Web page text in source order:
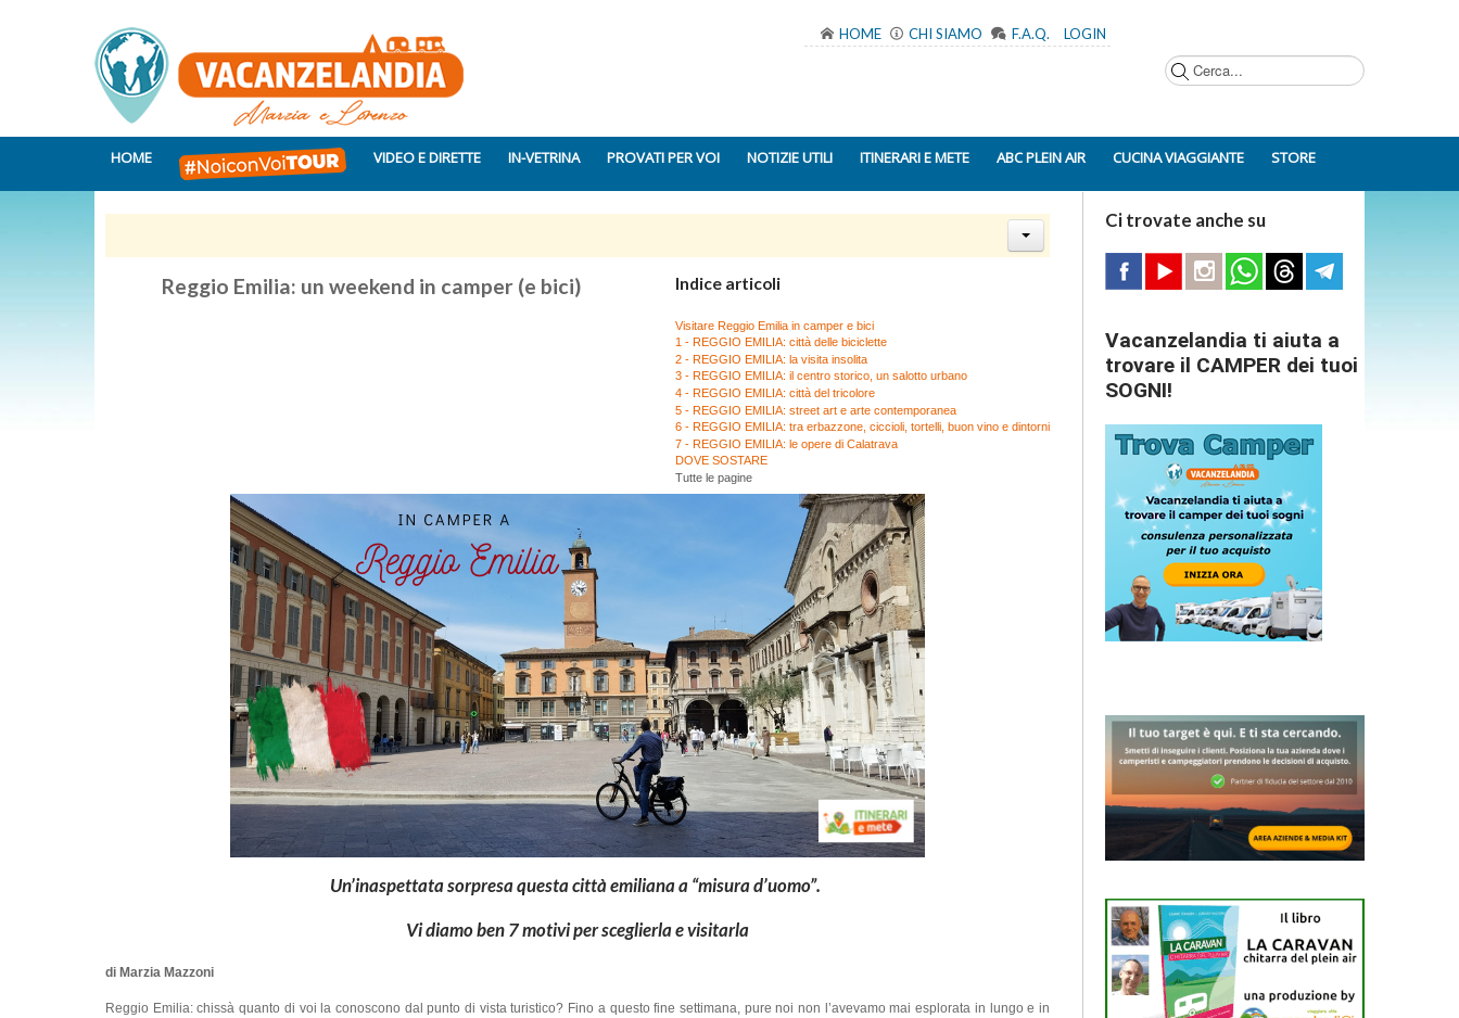
HOME CHI SIAMO F.A.Q. LOGIN
HOME VIDEO E DIRETTE IN-VETRINA PROVATI PER VOI NOTIZIE UTILI ITINERARI E METE ABC PLEIN AIR CUCINA VIAGGIANTE STORE
Indice articoli
Visitare Reggio Emilia in camper e bici
1 - REGGIO EMILIA: città delle biciclette
2 - REGGIO EMILIA: la visita insolita
3 - REGGIO EMILIA: il centro storico, un salotto urbano
4 - REGGIO EMILIA: città del tricolore
5 - REGGIO EMILIA: street art e arte contemporanea
6 - REGGIO EMILIA: tra erbazzone, ciccioli, tortelli, buon vino e dintorni
7 - REGGIO EMILIA: le opere di Calatrava
DOVE SOSTARE
Tutte le pagine
Reggio Emilia: un weekend in camper (e bici)
Un’inaspettata sorpresa questa città emiliana a “misura d’uomo”.
Vi diamo ben 7 motivi per sceglierla e visitarla
di Marzia Mazzoni
Reggio Emilia: chissà quanto di voi la conoscono dal punto di vista turistico? Fino a questo fine settimana, pure noi non l’avevamo mai esplorata in lungo e in
Ci trovate anche su
Vacanzelandia ti aiuta a
trovare il CAMPER dei tuoi
SOGNI!